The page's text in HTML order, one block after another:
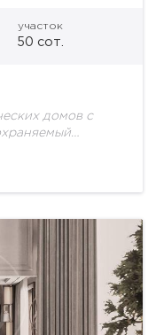
участок
50 сот.
домов с
материалы,